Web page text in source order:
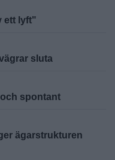
ett lyft"
sluta
spontant
ägarstrukturen